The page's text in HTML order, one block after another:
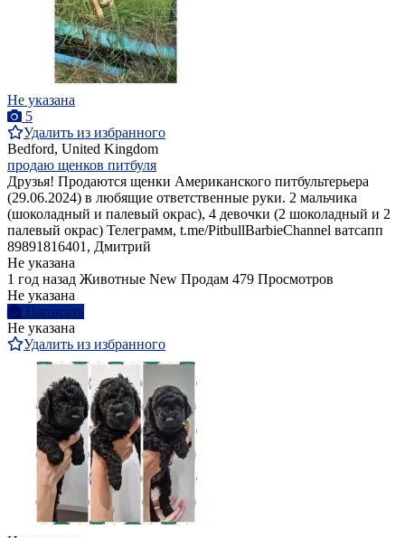
Не указана
5
Удалить из избранного
Bedford, United Kingdom
продаю щенков питбуля
Друзья! Продаются щенки Американского питбультерьера
(29.06.2024) в любящие ответственные руки. 2 мальчика
(шоколадный и палевый окрас), 4 девочки (2 шоколадный и 2
палевый окрас) Телеграмм, t.me/PitbullBarbieChannel ватсапп
89891816401, Дмитрий
Не указана
1 год назад Животные New Продам 479 Просмотров
Не указана
Написать
Не указана
Удалить из избранного